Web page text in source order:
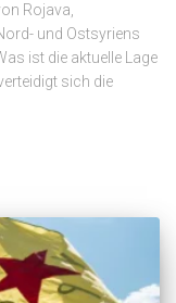
Rojava,
und Ostsyriens
ist die aktuelle Lage
sich die